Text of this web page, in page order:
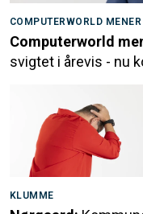
COMPUTERWORLD MENER
Computerworld
svigtet i årevis - nu
KLUMME